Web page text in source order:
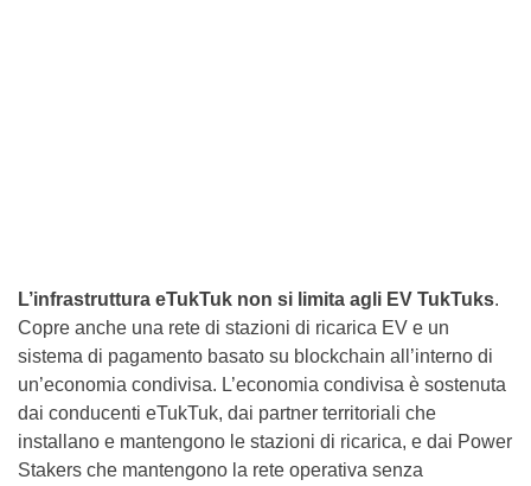
L’infrastruttura eTukTuk non si limita agli EV TukTuks.
Copre anche una rete di stazioni di ricarica EV e un
sistema di pagamento basato su blockchain all’interno di
un’economia condivisa. L’economia condivisa è sostenuta
dai conducenti eTukTuk, dai partner territoriali che
installano e mantengono le stazioni di ricarica, e dai Power
Stakers che mantengono la rete operativa senza